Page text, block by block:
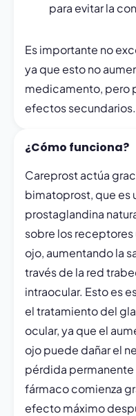
para evitar la
Es importante no
ya que esto no
medicamento, pero
efectos secundarios.
¿Cómo funciona?
Careprost actúa
bimatoprost, que es
prostaglandina
sobre los
ojo, aumentando la
través de la red
intraocular. Esto es
el tratamiento del
ocular, ya que el
ojo puede dañar el
pérdida
fármaco comienza
efecto máximo